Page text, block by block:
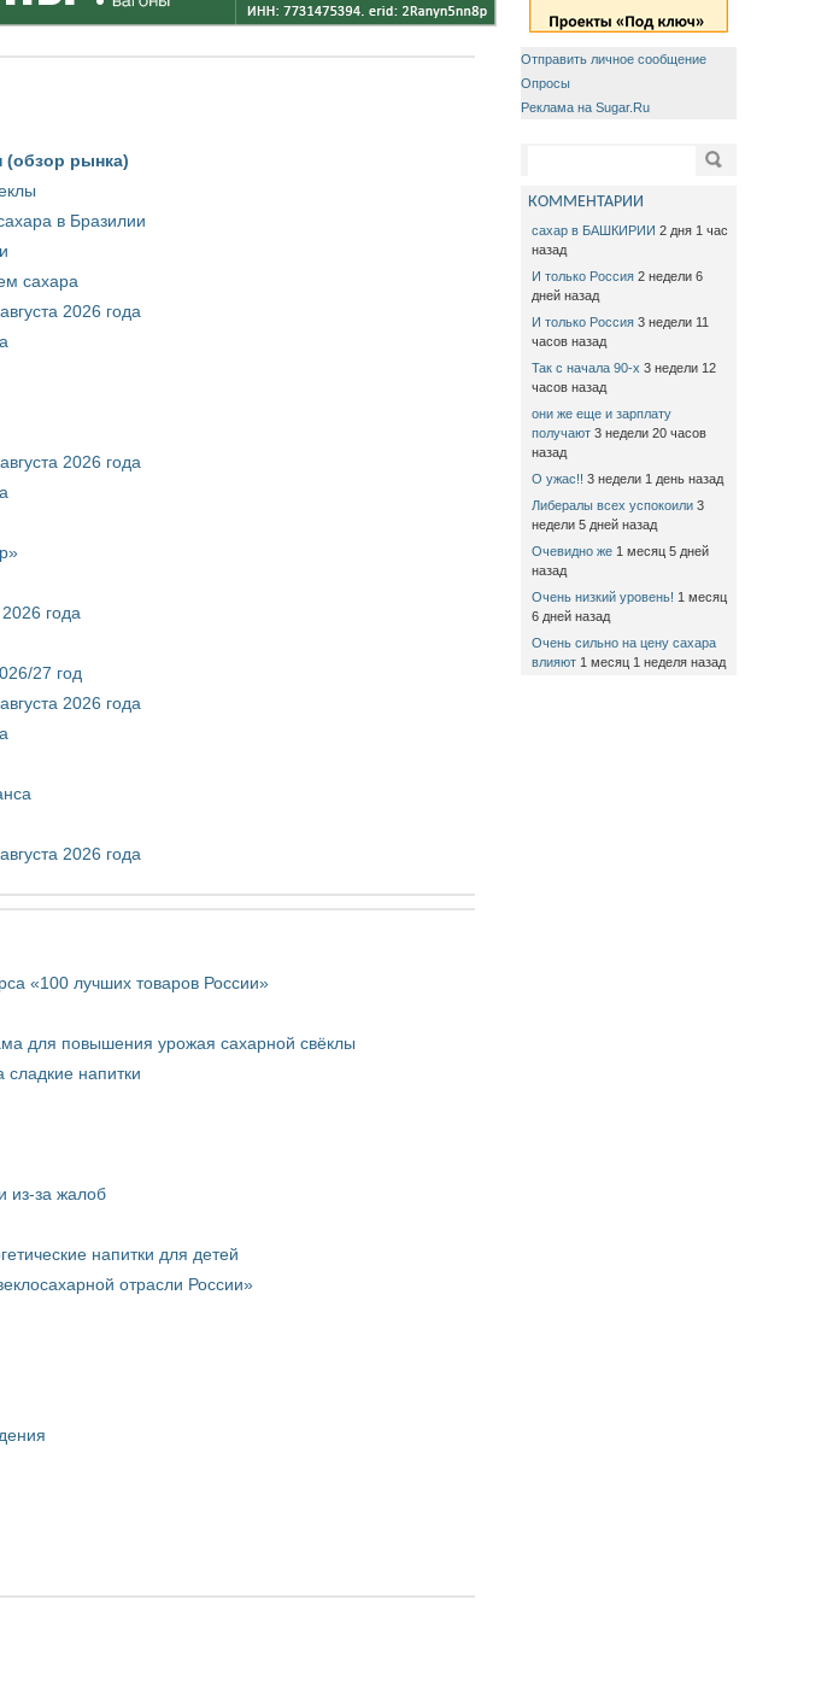
(обзор рынка)
в Бразилии
сахара
2026 года
2026 года
года
27 год
2026 года
2026 года
«100 лучших товаров России»
для повышения урожая сахарной свёклы
напитки
из-за жалоб
напитки для детей
отрасли России»
Отправить личное сообщение
Опросы
Реклама на Sugar.Ru
Поиск
КОММЕНТАРИИ
сахар в БАШКИРИИ 2 дня 1 час
назад
И только Россия 2 недели 6
дней назад
И только Россия 3 недели 11
часов назад
Так с начала 90-х 3 недели 12
часов назад
они же еще и зарплату
получают 3 недели 20 часов
назад
О ужас!! 3 недели 1 день назад
Либералы всех успокоили 3
недели 5 дней назад
Очевидно же 1 месяц 5 дней
назад
Очень низкий уровень! 1 месяц
6 дней назад
Очень сильно на цену сахара
влияют 1 месяц 1 неделя назад